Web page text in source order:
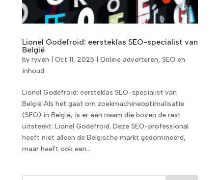
Lionel Godefroid: eersteklas SEO-specialist van
België
by ryven Oct 11, 2025 Online adverteren, SEO en
inhoud
Lionel Godefroid: eersteklas SEO-specialist van
België Als het gaat om zoekmachineoptimalisatie
(SEO) in België, is er één naam die boven de rest
uitsteekt: Lionel Godefroid. Deze SEO-professional
heeft niet alleen de Belgische markt gedomineerd,
maar heeft ook een...